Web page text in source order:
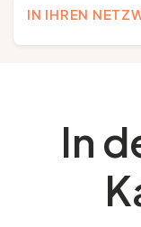
IN IHREN
In